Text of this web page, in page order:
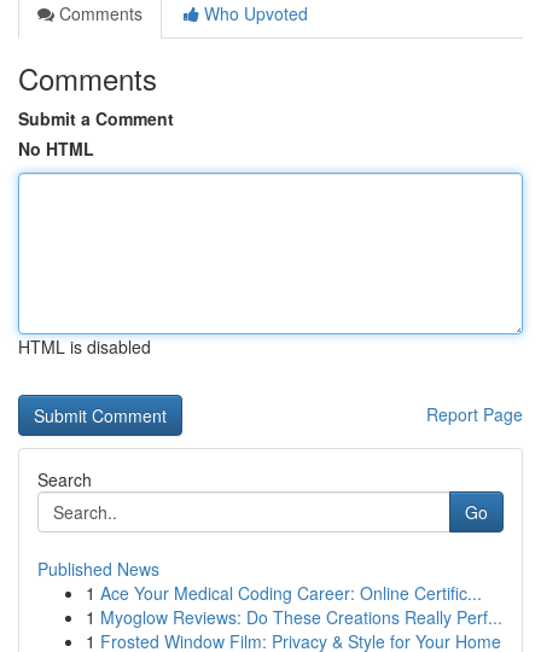
Comments
Who Upvoted
Comments
Submit a Comment
No HTML
HTML is disabled
Report Page
Search
Go
Published News
1 Ace Your Medical Coding Career: Online Certific...
1 Myoglow Reviews: Do These Creations Really Perf...
1 Frosted Window Film: Privacy & Style for Your Home